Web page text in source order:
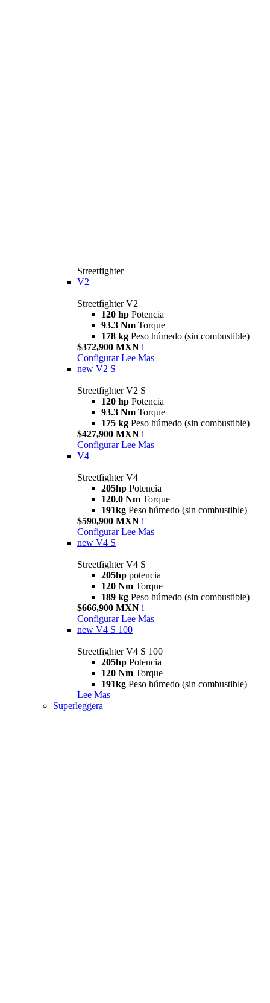
Streetfighter
V2
Streetfighter V2
120 hp Potencia
93.3 Nm Torque
178 kg Peso húmedo (sin combustible)
$372,900 MXN i
Configurar Lee Mas
new V2 S
Streetfighter V2 S
120 hp Potencia
93.3 Nm Torque
175 kg Peso húmedo (sin combustible)
$427,900 MXN i
Configurar Lee Mas
V4
Streetfighter V4
205hp Potencia
120.0 Nm Torque
191kg Peso húmedo (sin combustible)
$590,900 MXN i
Configurar Lee Mas
new V4 S
Streetfighter V4 S
205hp potencia
120 Nm Torque
189 kg Peso húmedo (sin combustible)
$666,900 MXN i
Configurar Lee Mas
new V4 S 100
Streetfighter V4 S 100
205hp Potencia
120 Nm Torque
191kg Peso húmedo (sin combustible)
Lee Mas
Superleggera